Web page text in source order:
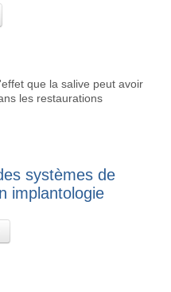
que la salive peut avoir
les restaurations
systèmes de
implantologie